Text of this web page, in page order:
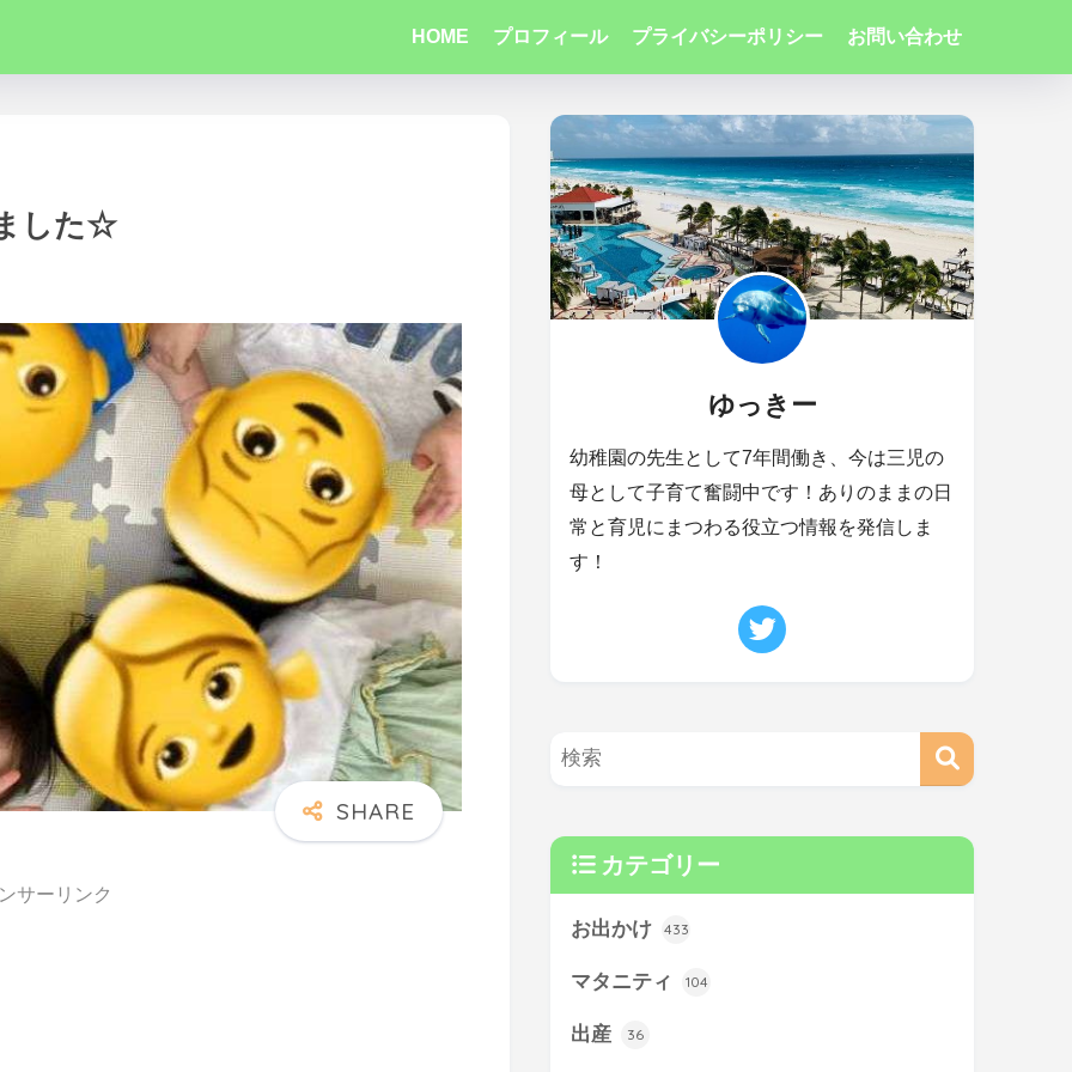
HOME プロフィール プライバシーポリシー お問い合わせ
した☆
サーリンク
ゆっきー
幼稚園の先生として7年間働き、今は三児の
母として子育て奮闘中です！ありのままの日
常と育児にまつわる役立つ情報を発信しま
す！
カテゴリー
お出かけ 433
マタニティ 104
出産 36